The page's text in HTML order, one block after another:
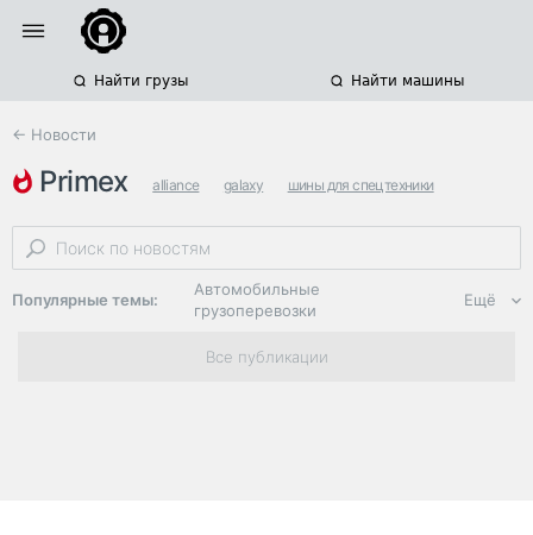
Найти грузы Найти машины
← Новости
primex alliance galaxy шины для спецтехники
Популярные темы:
Автомобильные
грузоперевозки
Региональная
логистика
Ещё
Все публикации